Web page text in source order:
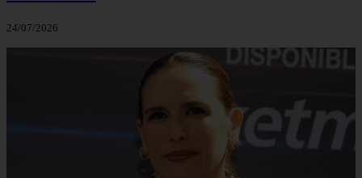
24/07/2026